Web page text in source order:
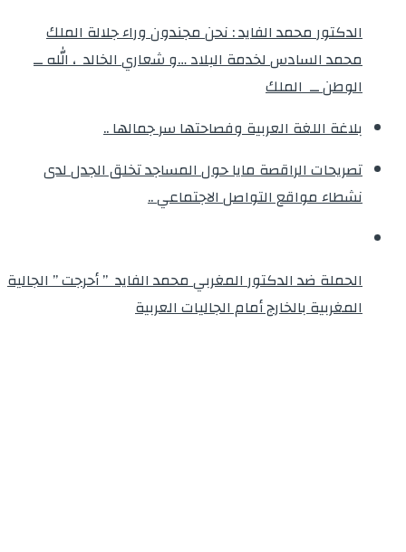
الدكتور محمد الفايد : نحن مجندون وراء جلالة الملك
محمد السادس لخدمة البلاد …و شعاري الخالد ، الله ــ
الوطن ــ الملك
بلاغة اللغة العربية وفصاحتها سر جمالها ..
تصريحات الراقصة مايا حول المساجد تخلق الجدل لدى
نشطاء مواقع التواصل الاجتماعي ..
الحملة ضد الدكتور المغربي محمد الفايد ” أحرجت ” الجالية
المغربية بالخارج أمام الجاليات العربية